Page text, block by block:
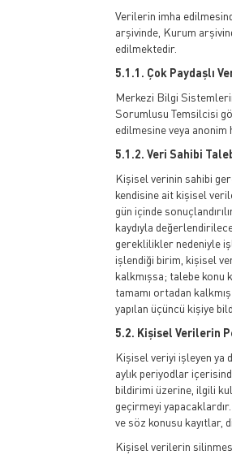
Verilerin imha
arşivinde, Kurum
edilmektedir.
5.1.1. Çok Paydaşlı
Merkezi Bilgi
Sorumlusu Temsilcisi
edilmesine veya
5.1.2. Veri Sahibi
Kişisel verinin sahibi
kendisine ait kişisel
gün içinde
kaydıyla
gereklilikler nedeniyle
işlendiği birim, kişisel
kalkmışsa; talebe konu
tamamı ortadan
yapılan üçüncü kişiye
5.2. Kişisel Verilerin
Kişisel veriyi işleyen ya
aylık periyodlar
bildirimi üzerine, ilgili
geçirmeyi
ve söz konusu kayıtlar,
Kişisel verilerin